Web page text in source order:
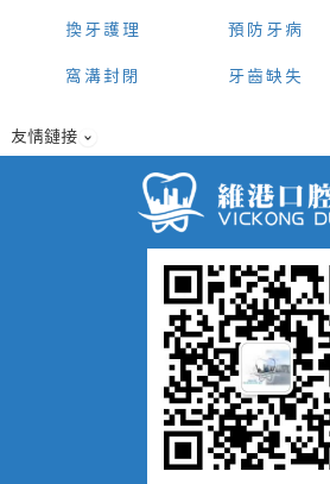
換牙護理
窩溝封閉
預防牙病
牙齒缺失
友情鏈接